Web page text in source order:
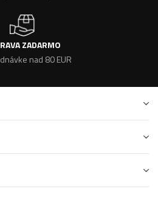
ZADARMO
nad 80 EUR